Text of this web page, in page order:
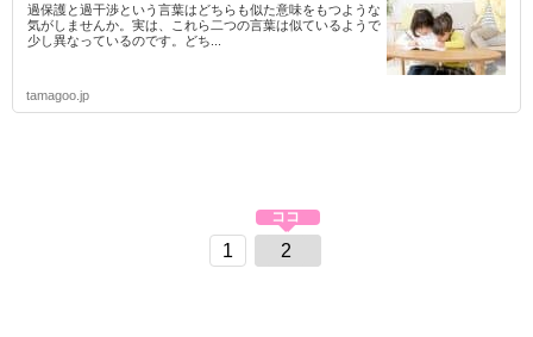
過保護と過干渉という言葉はどちらも似た意味をもつような
気がしませんか。実は、これら二つの言葉は似ているようで
少し異なっているのです。どち...
tamagoo.jp
1 2